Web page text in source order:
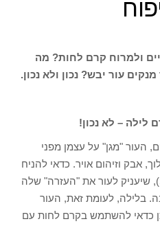
ולמרוח קרם לחות? מה
עור יבש? נכון ולא נכון.
לילה – לא נכון!
העור "מגן" על עצמן מפני
אבק וזיהום אויר. כדאי להניח
קרם לחות עם מקדם הגנה (SPF), שיעניק לעור את "העזרה" שלה
בלילה, לעומת זאת, העור
כדאי להשתמש בקרם לחות עם